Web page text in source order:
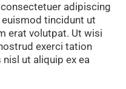
adipiscing
tincidunt ut
erat volutpat. Ut wisi
exerci tation
ut aliquip ex ea